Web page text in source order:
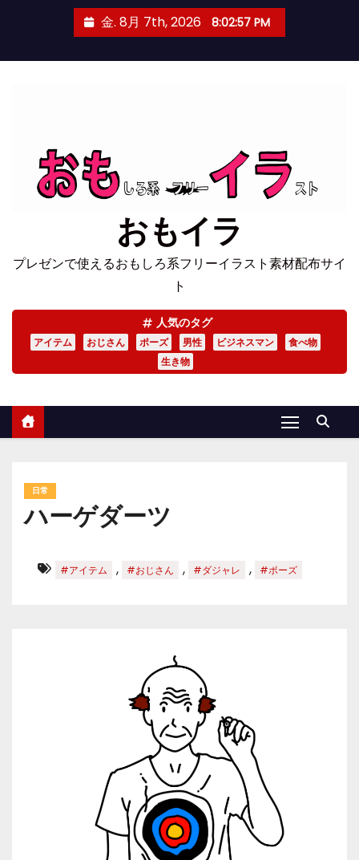
金. 8月 7th, 2026 8:02:57 PM
おもイラ
プレゼンで使えるおもしろ系フリーイラスト素材配布サイ
ト
人気のタグ
アイテム おじさん ポーズ 男性 ビジネスマン
食べ物
生き物
日常
ハーゲダーツ
#アイテム , #おじさん , #ダジャレ , #ポーズ